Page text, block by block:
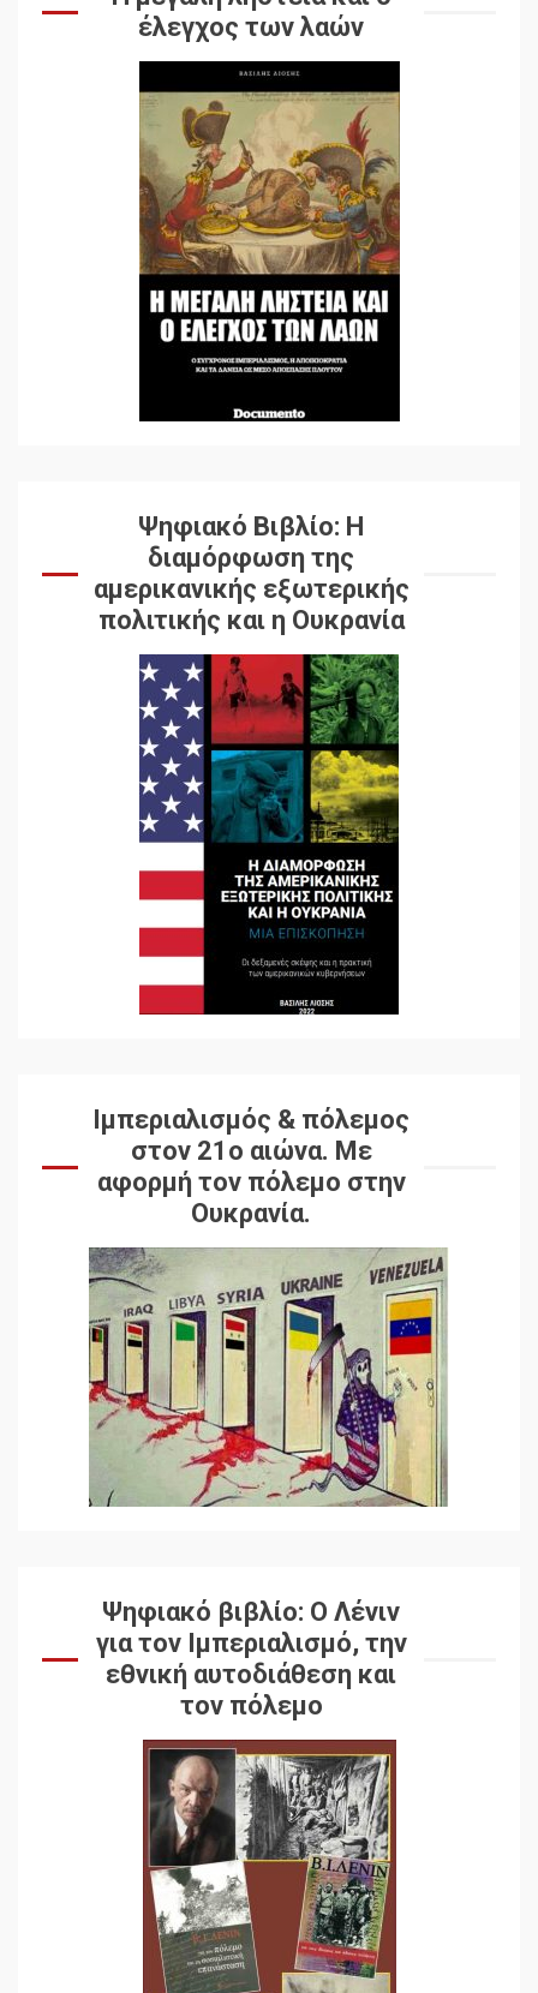
έλεγχος των λαών
Ψηφιακό Βιβλίο: Η
διαμόρφωση της
αμερικανικής εξωτερικής
πολιτικής και η Ουκρανία
Ιμπεριαλισμός & πόλεμος
στον 21ο αιώνα. Mε
αφορμή τον πόλεμο στην
Ουκρανία.
Ψηφιακό βιβλίο: Ο Λένιν
για τον Ιμπεριαλισμό, την
εθνική αυτοδιάθεση και
τον πόλεμο